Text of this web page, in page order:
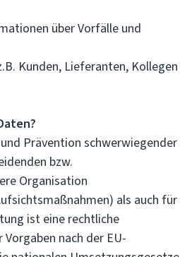
über Vorfälle und
Kunden, Lieferanten, Kollegen
Prävention schwerwiegender
bzw.
Organisation
als auch für
ist eine rechtliche
nach der EU-